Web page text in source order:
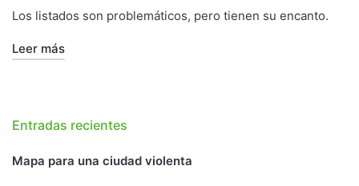
en
Los listados son problemáticos, pero tienen su encanto.
Leer más
Entradas recientes
Mapa para una ciudad violenta